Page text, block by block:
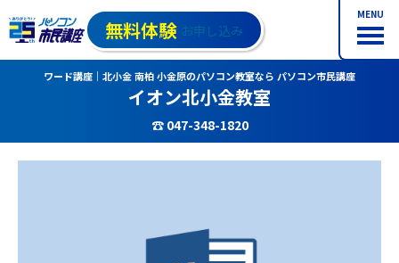
MENU
無料体験 お申し込み
ワード講座｜北小金 南柏 小金原のパソコン教室なら パソコン市民講座
イオン北小金教室
☎ 047-348-1820